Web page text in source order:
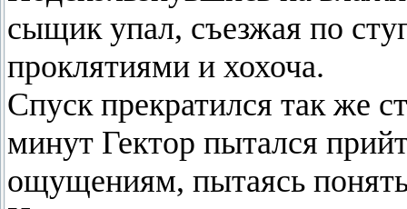
сыщик упал, съезжая по
проклятиями и хохоча.
Спуск прекратился так же
минут Гектор пытался
ощущениям, пытаясь